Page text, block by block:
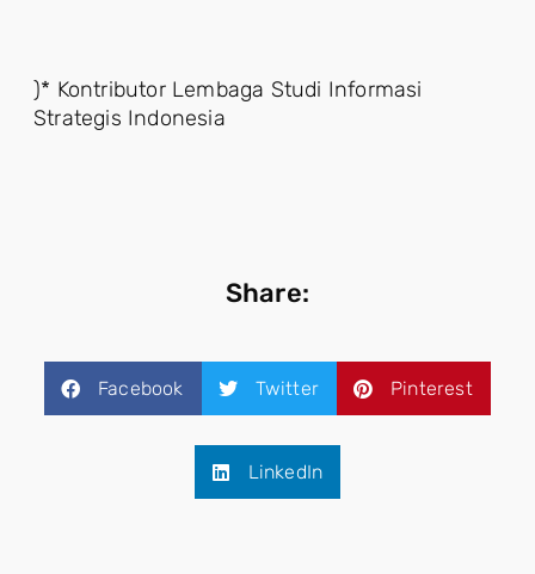
)* Kontributor Lembaga Studi Informasi
Strategis Indonesia
Share:
Facebook Twitter Pinterest
LinkedIn